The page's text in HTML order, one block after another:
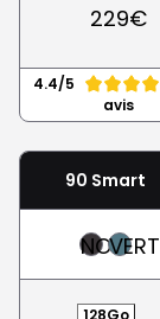
229€
4.4/5
avis
90 Smart
NOIRVERT
128Go